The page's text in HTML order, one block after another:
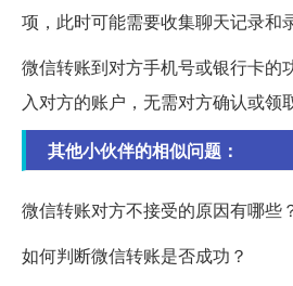
项，此时可能需要收集聊天记录和
微信转账到对方手机号或银行卡的
入对方的账户，无需对方确认或领取
其他小伙伴的相似问题：
微信转账对方不接受的原因有哪些
如何判断微信转账是否成功？